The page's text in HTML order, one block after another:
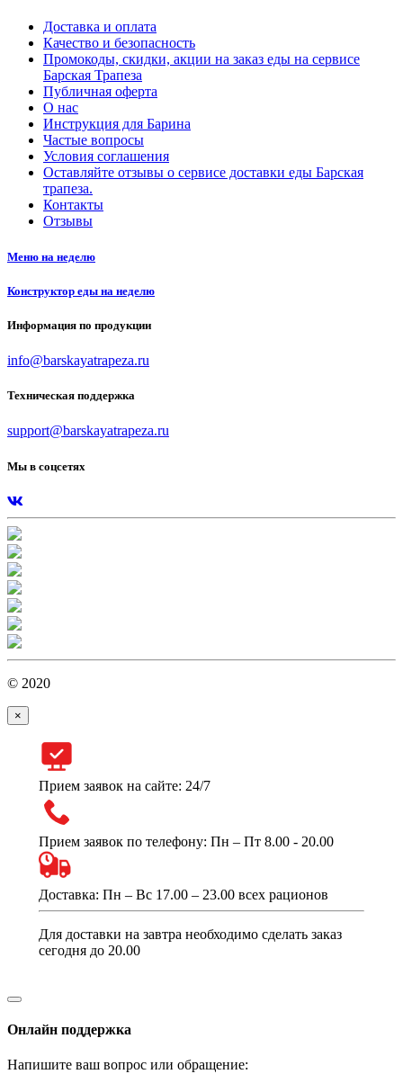
Доставка и оплата
Качество и безопасность
Промокоды, скидки, акции на заказ еды на сервисе
Барская Трапеза
Публичная оферта
О нас
Инструкция для Барина
Частые вопросы
Условия соглашения
Оставляйте отзывы о сервисе доставки еды Барская
трапеза.
Контакты
Отзывы
Меню на неделю
Конструктор еды на неделю
Информация по продукции
info@barskayatrapeza.ru
Техническая поддержка
support@barskayatrapeza.ru
Мы в соцсетях
© 2020
×
Прием заявок на сайте: 24/7
Прием заявок по телефону: Пн – Пт 8.00 - 20.00
Доставка: Пн – Вс 17.00 – 23.00 всех рационов
Для доставки на завтра необходимо сделать заказ
сегодня до 20.00
Онлайн поддержка
Напишите ваш вопрос или обращение: